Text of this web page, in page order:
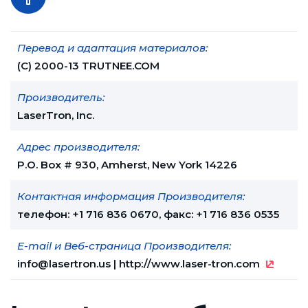
Перевод и адаптация материалов:
(С) 2000-13 TRUTNEE.COM
Производитель:
LaserTron, Inc.
Адрес производителя:
P.O. Box # 930, Amherst, New York 14226
Контактная информация Производителя:
телефон: +1 716 836 0670, факс: +1 716 836 0535
E-mail и Веб-страница Производителя:
info@lasertron.us | http://www.laser-tron.com